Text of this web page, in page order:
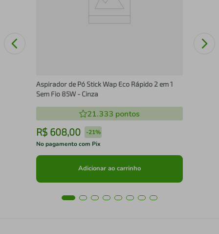
Aspirador de Pó Stick Wap Eco Rápido 2 em 1
Sem Fio 85W - Cinza
21.333 pontos
R$ 608,00 -21%
No pagamento com Pix
Adicionar ao carrinho